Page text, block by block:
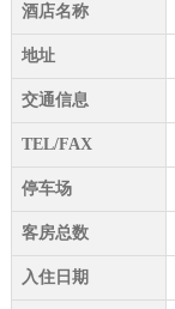
酒店名称
地址
交通信息
TEL/FAX
停车场
客房总数
入住日期